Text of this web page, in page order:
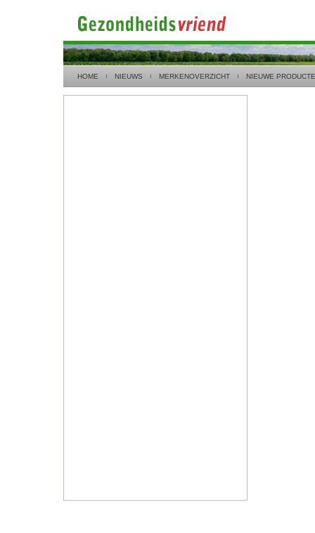
HOME NIEUWS MERKENOVERZICHT NIEUWE